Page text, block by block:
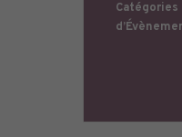
Catégories